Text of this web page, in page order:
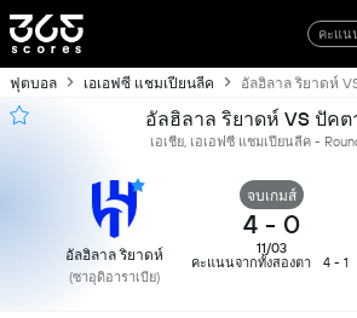
คะแน
ฟุตบอล เอเอฟซี แชมเปียนลีค อัลฮิลาล ริยาดห์
อัลฮิลาล ริยาดห์ VS ปัคต
เอเชีย, เอเอฟซี แชมเปียนลีค -
อัลฮิลาล ริยาดห์
(ซาอุดิอาราเบีย)
จบเกมส์
4 - 0
11/03
คะแนนจากทั้งสองตา
4 - 1